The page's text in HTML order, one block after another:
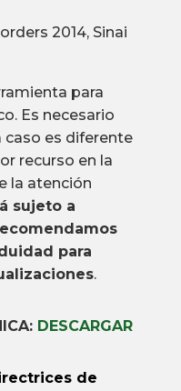
2014, Sinai
para
Es necesario
caso es diferente
recurso en la
la atención
sujeto a
para
.
DESCARGAR
de